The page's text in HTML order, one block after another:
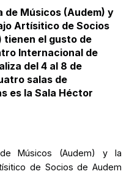
de Músicos (Audem) y
Artísitico de Socios
tienen el gusto de
Internacional de
del 4 al 8 de
salas de
es la Sala Héctor
Músicos (Audem) y la
de Socios de Audem